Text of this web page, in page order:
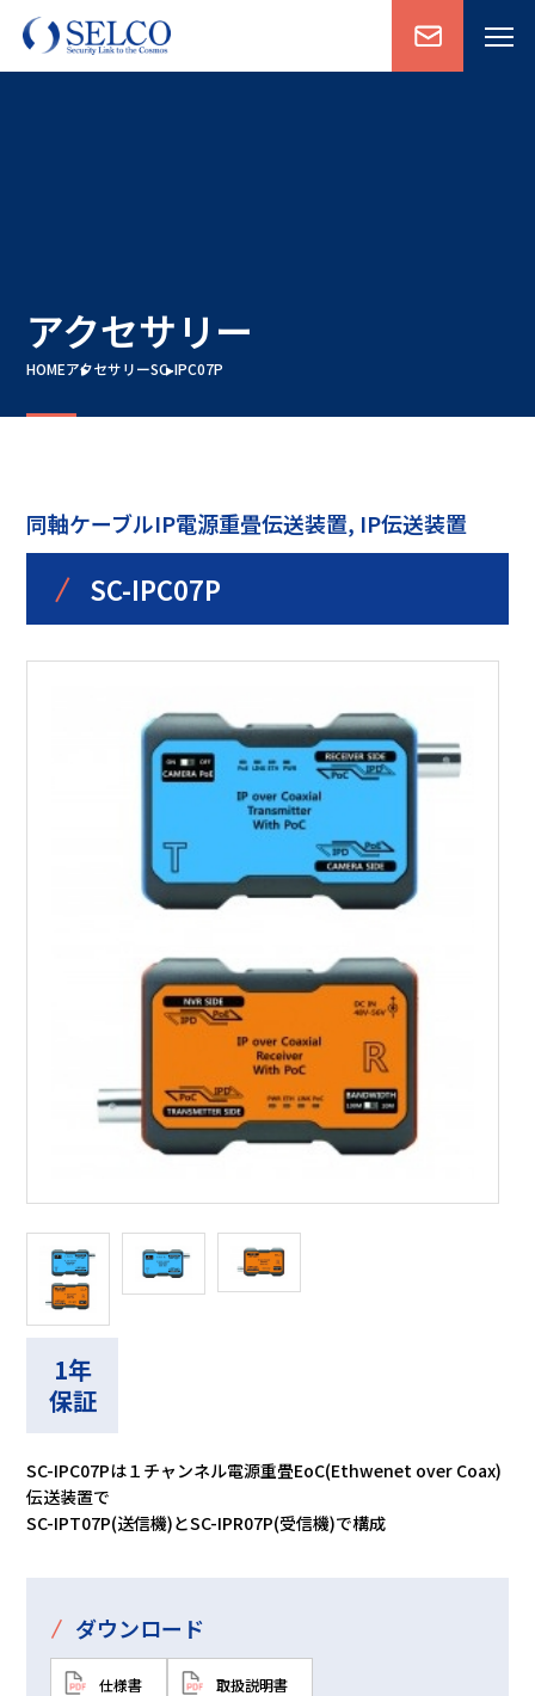
アクセサリー
HOMEアクセサリーSC-IPC07P
同軸ケーブルIP電源重畳伝送装置, IP伝送装置
/ SC-IPC07P
1年
保証
SC-IPC07Pは１チャンネル電源重畳EoC(Ethwenet over Coax)
伝送装置で
SC-IPT07P(送信機)とSC-IPR07P(受信機)で構成
/ ダウンロード
仕様書 取扱説明書